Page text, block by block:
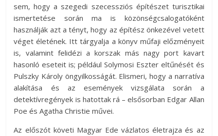
sem, hogy a szegedi szecessziós építészet turisztikai
ismertetése során ma is közönségcsalogatóként
használják azt a tényt, hogy az építész önkezével vetett
véget életének. Itt tárgyalja a könyv műfaji előzményeit
is, valamint felidézi a korszak más nagy port kavart
hasonló eseteit is; például Solymosi Eszter eltűnését és
Pulszky Károly öngyilkosságát. Elismeri, hogy a narratíva
alakítása és az események vizsgálata során a
detektívregények is hatottak rá – elsősorban Edgar Allan
Poe és Agatha Christie művei.
Az előszót követi Magyar Ede vázlatos életrajza és az